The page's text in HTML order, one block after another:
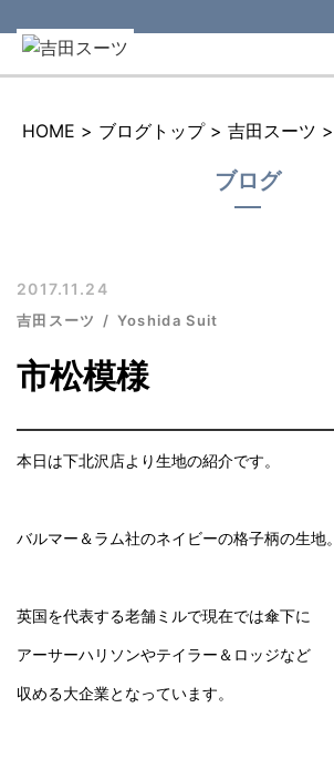
HOME > ブログトップ > 吉田スーツ >
ブログ
2017.11.24
吉田スーツ Yoshida Suit
市松模様
本日は下北沢店より生地の紹介です。
バルマー＆ラム社のネイビーの格子柄の生地。
英国を代表する老舗ミルで現在では傘下に
アーサーハリソンやテイラー＆ロッジなど
収める大企業となっています。